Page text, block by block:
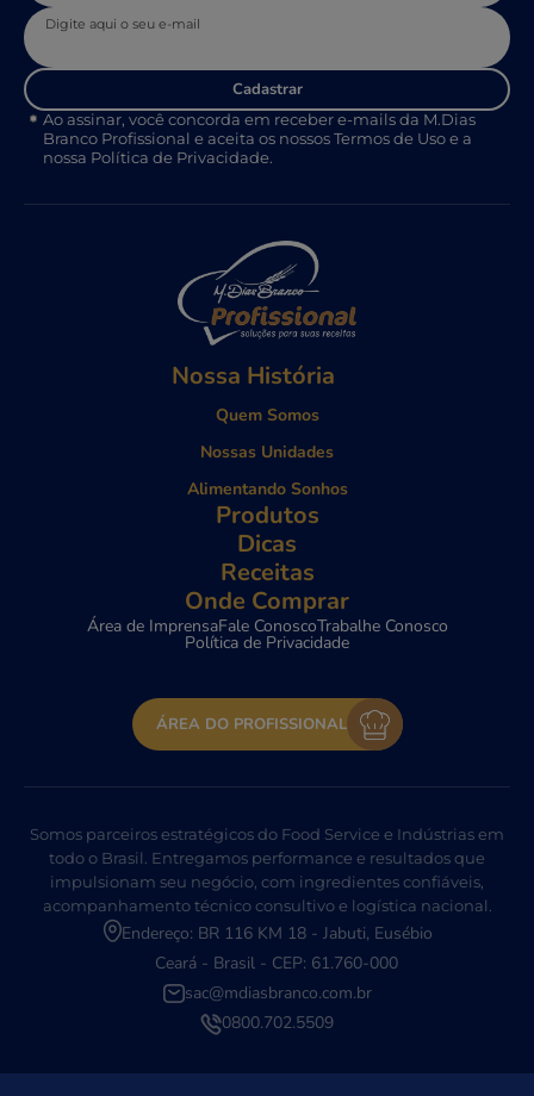
Digite aqui o seu e-mail
Cadastrar
Ao assinar, você concorda em receber e-mails da M.Dias
Branco Profissional e aceita os nossos Termos de Uso e a
nossa Política de Privacidade.
Nossa História
Quem Somos
Nossas Unidades
Alimentando Sonhos
Produtos
Dicas
Receitas
Onde Comprar
Área de ImprensaFale ConoscoTrabalhe Conosco
Política de Privacidade
ÁREA DO PROFISSIONAL
Somos parceiros estratégicos do Food Service e Indústrias em
todo o Brasil. Entregamos performance e resultados que
impulsionam seu negócio, com ingredientes confiáveis,
acompanhamento técnico consultivo e logística nacional.
Endereço: BR 116 KM 18 - Jabuti, Eusébio
Ceará - Brasil - CEP: 61.760-000
sac@mdiasbranco.com.br
0800.702.5509